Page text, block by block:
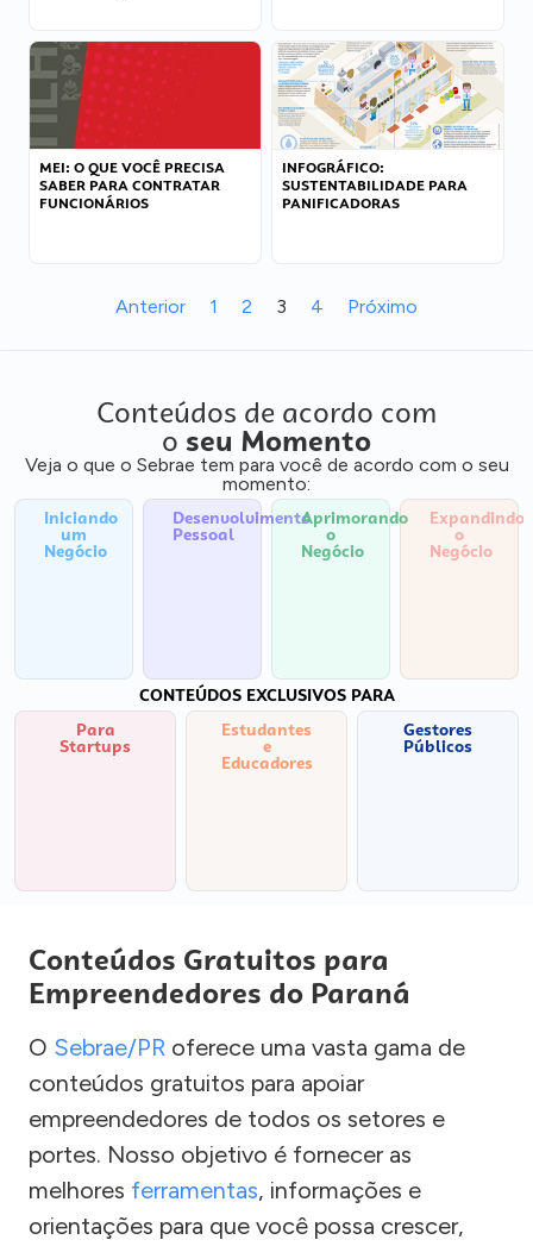
MEI: O QUE VOCÊ PRECISA
SABER PARA CONTRATAR
FUNCIONÁRIOS
INFOGRÁFICO:
SUSTENTABILIDADE PARA
PANIFICADORAS
Anterior 1 2 3 4 Próximo
Conteúdos de acordo com
o seu Momento
Veja o que o Sebrae tem para você de acordo com o seu
momento:
Iniciando
um
Negócio
Desenvolvimento
Pessoal
Aprimorando
o
Negócio
Expandindo
o
Negócio
CONTEÚDOS EXCLUSIVOS PARA
Para
Startups
Estudantes
e
Educadores
Gestores
Públicos
Conteúdos Gratuitos para
Empreendedores do Paraná
O Sebrae/PR oferece uma vasta gama de
conteúdos gratuitos para apoiar
empreendedores de todos os setores e
portes. Nosso objetivo é fornecer as
melhores ferramentas, informações e
orientações para que você possa crescer,